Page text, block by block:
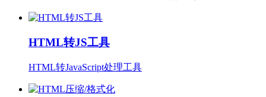
HTML转JS工具
HTML转JavaScript处理工具